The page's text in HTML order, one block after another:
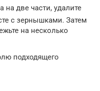
на две части, удалите
с зернышками. Затем
на несколько
подходящего